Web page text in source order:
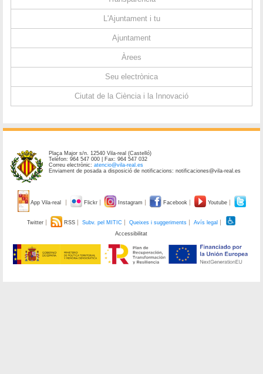
L'Ajuntament i tu
Ajuntament
Àrees
Seu electrònica
Ciutat de la Ciència i la Innovació
Plaça Major s/n. 12540 Vila-real (Castelló)
Telèfon: 964 547 000 | Fax: 964 547 032
Correu electrònic:atencio@vila-real.es
Enviament de posada a disposició de notificacions: notificaciones@vila-real.es
App Vila-real Flickr Instagram Facebook Youtube
Twitter RSS Subv. pel MITIC Queixes i suggeriments
Avís legal
Accessibilitat